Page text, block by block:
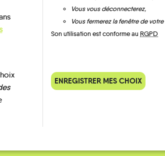
QUELQUES
Témoignages
Vous vous déconnecterez,
Vous fermerez la fenêtre de votre
Son utilisation est conforme au RGPD
ENREGISTRER MES CHOIX